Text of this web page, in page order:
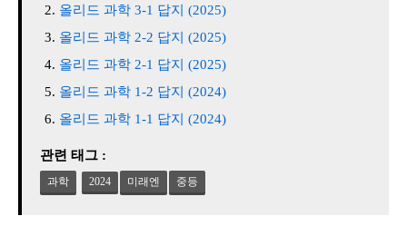
올리드 과학 3-1 답지 (2025)
올리드 과학 2-2 답지 (2025)
올리드 과학 2-1 답지 (2025)
올리드 과학 1-2 답지 (2024)
올리드 과학 1-1 답지 (2024)
관련 태그 :
과학 2024 미래엔 중등